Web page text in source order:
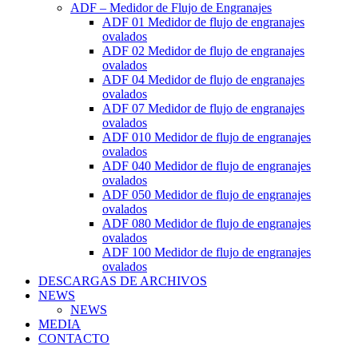
ADF – Medidor de Flujo de Engranajes
ADF 01 Medidor de flujo de engranajes
ovalados
ADF 02 Medidor de flujo de engranajes
ovalados
ADF 04 Medidor de flujo de engranajes
ovalados
ADF 07 Medidor de flujo de engranajes
ovalados
ADF 010 Medidor de flujo de engranajes
ovalados
ADF 040 Medidor de flujo de engranajes
ovalados
ADF 050 Medidor de flujo de engranajes
ovalados
ADF 080 Medidor de flujo de engranajes
ovalados
ADF 100 Medidor de flujo de engranajes
ovalados
DESCARGAS DE ARCHIVOS
NEWS
NEWS
MEDIA
CONTACTO